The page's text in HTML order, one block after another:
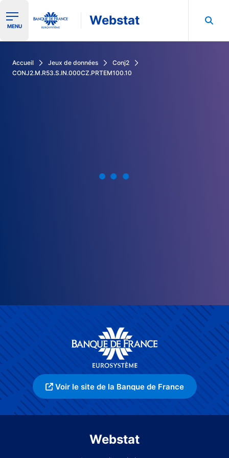
Ouvrir le menu de navigation
MENU Webstat
Accueil Jeux de données
Conj2
CONJ2.M.R53.S.IN.000CZ.PRTEM100.10
Voir le site de la Banque de France
Webstat